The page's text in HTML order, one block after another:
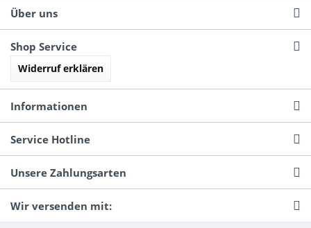
Über uns
Shop Service
Widerruf erklären
Informationen
Service Hotline
Unsere Zahlungsarten
Wir versenden mit: